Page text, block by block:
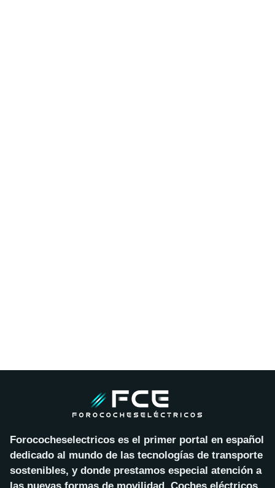
Forococheselectricos es el primer portal en español
dedicado al mundo de las tecnologías de transporte
sostenibles, y donde prestamos especial atención a
las nuevas formas de movilidad. Coches eléctricos,